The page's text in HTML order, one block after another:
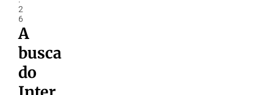
2
6
A
busca
do